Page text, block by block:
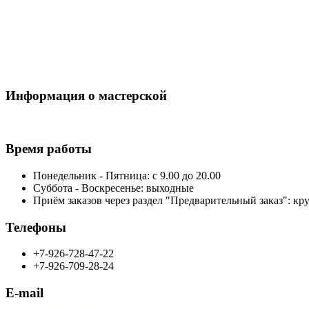
Информация о мастерской
Время работы
Понедельник - Пятница: с 9.00 до 20.00
Суббота - Воскресенье: выходные
Приём заказов через раздел "Предварительный заказ":
Телефоны
+7-926-728-47-22
+7-926-709-28-24
E-mail